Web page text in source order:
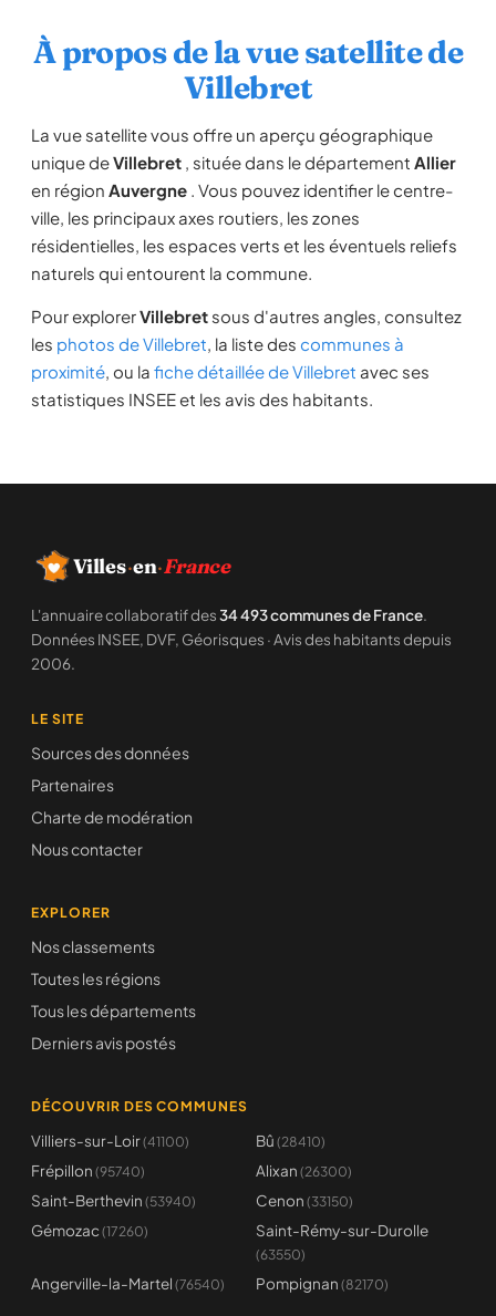
À propos de la vue satellite de
Villebret
La vue satellite vous offre un aperçu géographique
unique deVillebret , située dans le département Allier
en région Auvergne . Vous pouvez identifier le centre-
ville, les principaux axes routiers, les zones
résidentielles, les espaces verts et les éventuels reliefs
naturels qui entourent la commune.
Pour explorerVillebret sous d'autres angles, consultez
les photos de Villebret, la liste des communes à
proximité, ou la fiche détaillée de Villebret avec ses
statistiques INSEE et les avis des habitants.
Villes·en·France
L'annuaire collaboratif des34 493 communes de France.
Données INSEE, DVF, Géorisques · Avis des habitants depuis
2006.
LE SITE
Sources des données
Partenaires
Charte de modération
Nous contacter
EXPLORER
Nos classements
Toutes les régions
Tous les départements
Derniers avis postés
DÉCOUVRIR DES COMMUNES
Villiers-sur-Loir(41100) Bû (28410)
Frépillon (95740) Alixan (26300)
Saint-Berthevin (53940) Cenon (33150)
Gémozac (17260) Saint-Rémy-sur-Durolle
(63550)
Angerville-la-Martel (76540) Pompignan (82170)